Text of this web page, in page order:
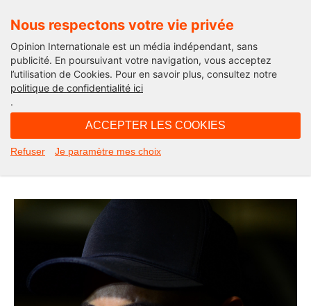
Nous respectons votre vie privée
Opinion Internationale est un média indépendant, sans
publicité. En poursuivant votre navigation, vous acceptez
l’utilisation de Cookies. Pour en savoir plus, consultez notre
politique de confidentialité ici
.
ACCEPTER LES COOKIES
Refuser Je paramètre mes choix
Edito
Neymar, le sauveageon des stades.